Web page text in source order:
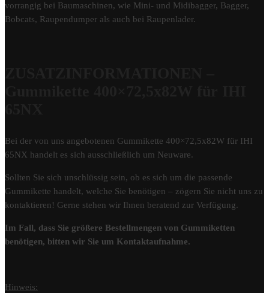
vorrangig bei Baumaschinen, wie Mini- und Midibagger, Bagger,
Bobcats, Raupendumper als auch bei Raupenlader.
Bei der von uns angebotenen Gummikette 400×72,5x82W für IHI
65NX handelt es sich ausschließlich um Neuware.
Sollten Sie sich unschlüssig sein, ob es sich um die passende
Gummikette handelt, welche Sie benötigen – zögern Sie nicht uns zu
kontaktieren! Gerne stehen wir Ihnen beratend zur Verfügung.
Im Fall, dass Sie größere Bestellmengen von Gummiketten
benötigen, bitten wir Sie um Kontaktaufnahme.
Hinweis: